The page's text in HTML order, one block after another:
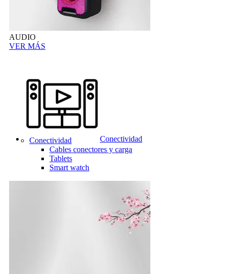
AUDIO
VER MÁS
Conectividad
Conectividad
Cables conectores y carga
Tablets
Smart watch